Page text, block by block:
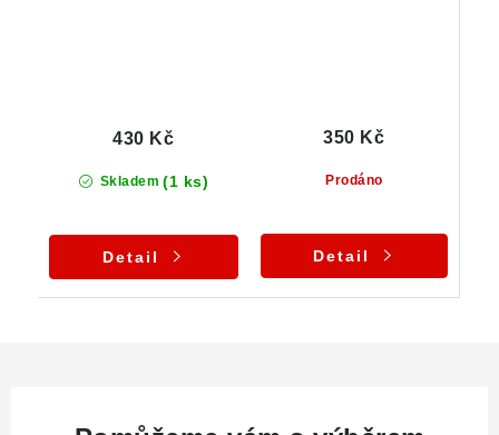
Skladem (1 ks)
430 Kč
Detail
Prodáno
350 Kč
Detail